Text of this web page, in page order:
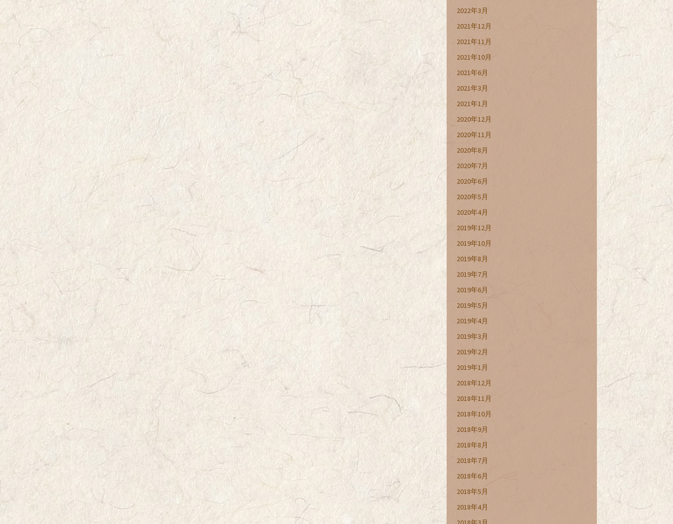
2022年3月
2021年12月
2021年11月
2021年10月
2021年6月
2021年3月
2021年1月
2020年12月
2020年11月
2020年8月
2020年7月
2020年6月
2020年5月
2020年4月
2019年12月
2019年10月
2019年8月
2019年7月
2019年6月
2019年5月
2019年4月
2019年3月
2019年2月
2019年1月
2018年12月
2018年11月
2018年10月
2018年9月
2018年8月
2018年7月
2018年6月
2018年5月
2018年4月